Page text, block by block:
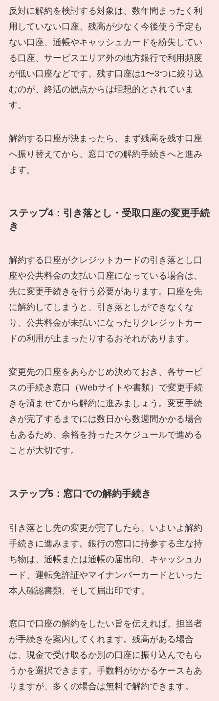
反対に解約を検討する対象は、数年間まったく利
用していない口座、残高が少なく今後使う予定も
ない口座、通帳やキャッシュカードを紛失してい
る口座、サービスエリア外の地方銀行で利用頻度
が低い口座などです。残す口座は1〜3つに絞り込
むのが、終活の観点からは理想的とされていま
す。
解約する口座が決まったら、まず残高を残す口座
へ振り替えてから、窓口での解約手続きへと進み
ます。
ステップ4：引き落とし・受取口座の変更手続
き
解約する口座がクレジットカードの引き落とし口
座や公共料金の支払い口座になっている場合は、
先に変更手続きを行う必要があります。口座を先
に解約してしまうと、引き落としができなくな
り、公共料金が未払いになったりクレジットカー
ドの利用が止まったりするおそれがあります。
変更先の口座をあらかじめ決めておき、各サービ
スの手続き窓口（Webサイトや書類）で変更手続
きを済ませてから解約に進みましょう。変更手続
きが完了するまでには数日から数週間かかる場合
もあるため、余裕を持ったスケジュールで進める
ことが大切です。
ステップ5：窓口での解約手続き
引き落とし先の変更が完了したら、いよいよ解約
手続きに進みます。銀行の窓口に持参する主な持
ち物は、通帳または通帳の届出印、キャッシュカ
ード、運転免許証やマイナンバーカードといった
本人確認書類、そして届出印です。
窓口で口座の解約をしたい旨を伝えれば、担当者
が手続きを案内してくれます。残高がある場合
は、現金で受け取るか別の口座に振り込んでもら
うかを選択できます。手数料がかかるケースもあ
りますが、多くの場合は無料で解約できます。